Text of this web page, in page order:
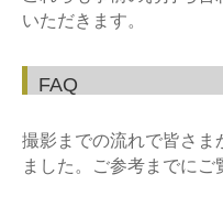
いただきます。
FAQ
撮影までの流れで皆さま
ました。ご参考までにご